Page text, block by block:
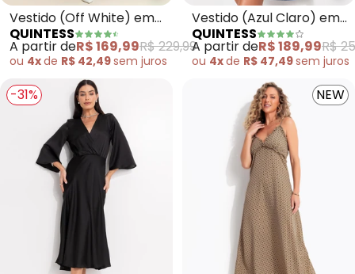
Vestido (Off White) em
Voil Bordado Paetê
QUINTESS
A partir deR$ 169,99R$ 229,99
ou 4xde R$ 42,49sem juros
Vestido (Azul Claro) em
Jeans Leve
QUINTESS
A partir deR$ 189,99R$
ou 4xde R$ 47,49sem juros
-31% NEW